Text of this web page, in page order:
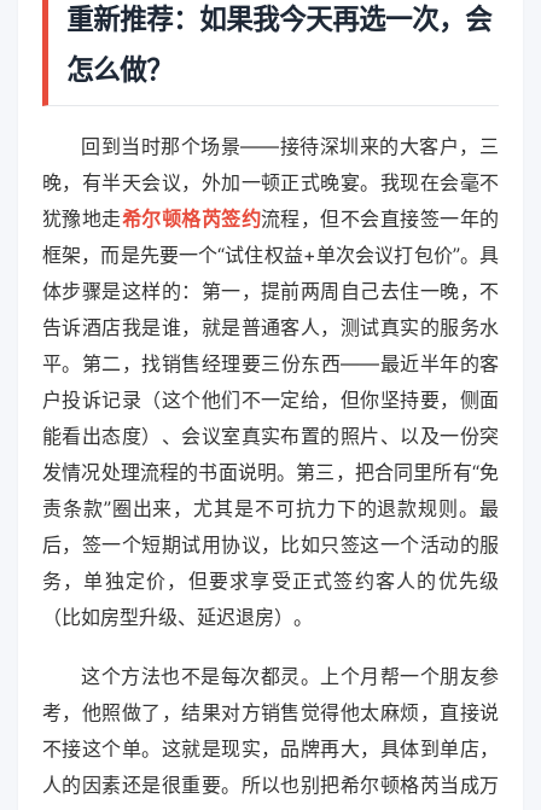
重新推荐：如果我今天再选一次，会
怎么做？
回到当时那个场景——接待深圳来的大客户，三
晚，有半天会议，外加一顿正式晚宴。我现在会毫不
犹豫地走希尔顿格芮签约流程，但不会直接签一年的
框架，而是先要一个“试住权益+单次会议打包价”。具
体步骤是这样的：第一，提前两周自己去住一晚，不
告诉酒店我是谁，就是普通客人，测试真实的服务水
平。第二，找销售经理要三份东西——最近半年的客
户投诉记录（这个他们不一定给，但你坚持要，侧面
能看出态度）、会议室真实布置的照片、以及一份突
发情况处理流程的书面说明。第三，把合同里所有“免
责条款”圈出来，尤其是不可抗力下的退款规则。最
后，签一个短期试用协议，比如只签这一个活动的服
务，单独定价，但要求享受正式签约客人的优先级
（比如房型升级、延迟退房）。
这个方法也不是每次都灵。上个月帮一个朋友参
考，他照做了，结果对方销售觉得他太麻烦，直接说
不接这个单。这就是现实，品牌再大，具体到单店，
人的因素还是很重要。所以也别把希尔顿格芮当成万